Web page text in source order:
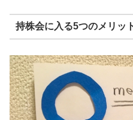
持株会に入る5つのメリッ